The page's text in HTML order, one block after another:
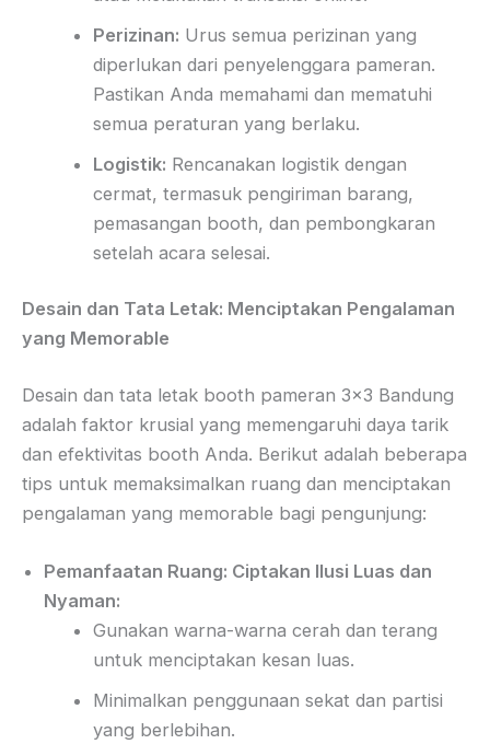
Perizinan: Urus semua perizinan yang
diperlukan dari penyelenggara pameran.
Pastikan Anda memahami dan mematuhi
semua peraturan yang berlaku.
Logistik: Rencanakan logistik dengan
cermat, termasuk pengiriman barang,
pemasangan booth, dan pembongkaran
setelah acara selesai.
Desain dan Tata Letak: Menciptakan Pengalaman
yang Memorable
Desain dan tata letak booth pameran 3×3 Bandung
adalah faktor krusial yang memengaruhi daya tarik
dan efektivitas booth Anda. Berikut adalah beberapa
tips untuk memaksimalkan ruang dan menciptakan
pengalaman yang memorable bagi pengunjung:
Pemanfaatan Ruang: Ciptakan Ilusi Luas dan
Nyaman:
Gunakan warna-warna cerah dan terang
untuk menciptakan kesan luas.
Minimalkan penggunaan sekat dan partisi
yang berlebihan.